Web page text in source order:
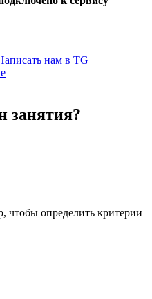
занятия?
чтобы определить критерии